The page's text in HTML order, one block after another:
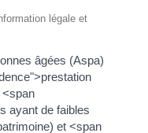
légale et
âgées (Aspa)
ayant de faibles
et <span